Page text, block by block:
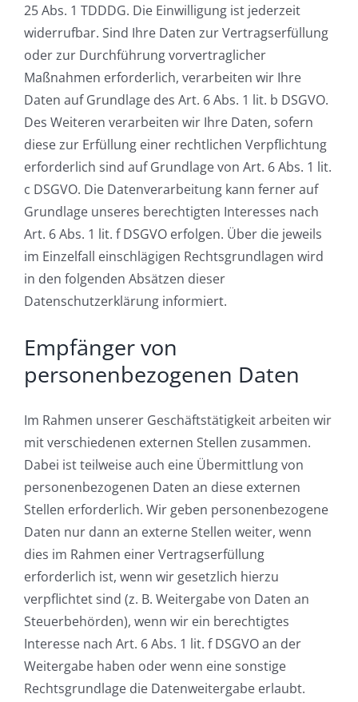
25 Abs. 1 TDDDG. Die Einwilligung ist jederzeit
widerrufbar. Sind Ihre Daten zur Vertragserfüllung
oder zur Durchführung vorvertraglicher
Maßnahmen erforderlich, verarbeiten wir Ihre
Daten auf Grundlage des Art. 6 Abs. 1 lit. b DSGVO.
Des Weiteren verarbeiten wir Ihre Daten, sofern
diese zur Erfüllung einer rechtlichen Verpflichtung
erforderlich sind auf Grundlage von Art. 6 Abs. 1 lit.
c DSGVO. Die Datenverarbeitung kann ferner auf
Grundlage unseres berechtigten Interesses nach
Art. 6 Abs. 1 lit. f DSGVO erfolgen. Über die jeweils
im Einzelfall einschlägigen Rechtsgrundlagen wird
in den folgenden Absätzen dieser
Datenschutzerklärung informiert.
Empfänger von
personenbezogenen Daten
Im Rahmen unserer Geschäftstätigkeit arbeiten wir
mit verschiedenen externen Stellen zusammen.
Dabei ist teilweise auch eine Übermittlung von
personenbezogenen Daten an diese externen
Stellen erforderlich. Wir geben personenbezogene
Daten nur dann an externe Stellen weiter, wenn
dies im Rahmen einer Vertragserfüllung
erforderlich ist, wenn wir gesetzlich hierzu
verpflichtet sind (z. B. Weitergabe von Daten an
Steuerbehörden), wenn wir ein berechtigtes
Interesse nach Art. 6 Abs. 1 lit. f DSGVO an der
Weitergabe haben oder wenn eine sonstige
Rechtsgrundlage die Datenweitergabe erlaubt.